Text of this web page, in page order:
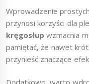
Wprowadzenie
przynosi korzyści dla
kręgosłup wzmacnia
pamiętać, że nawet
przynieść znaczące